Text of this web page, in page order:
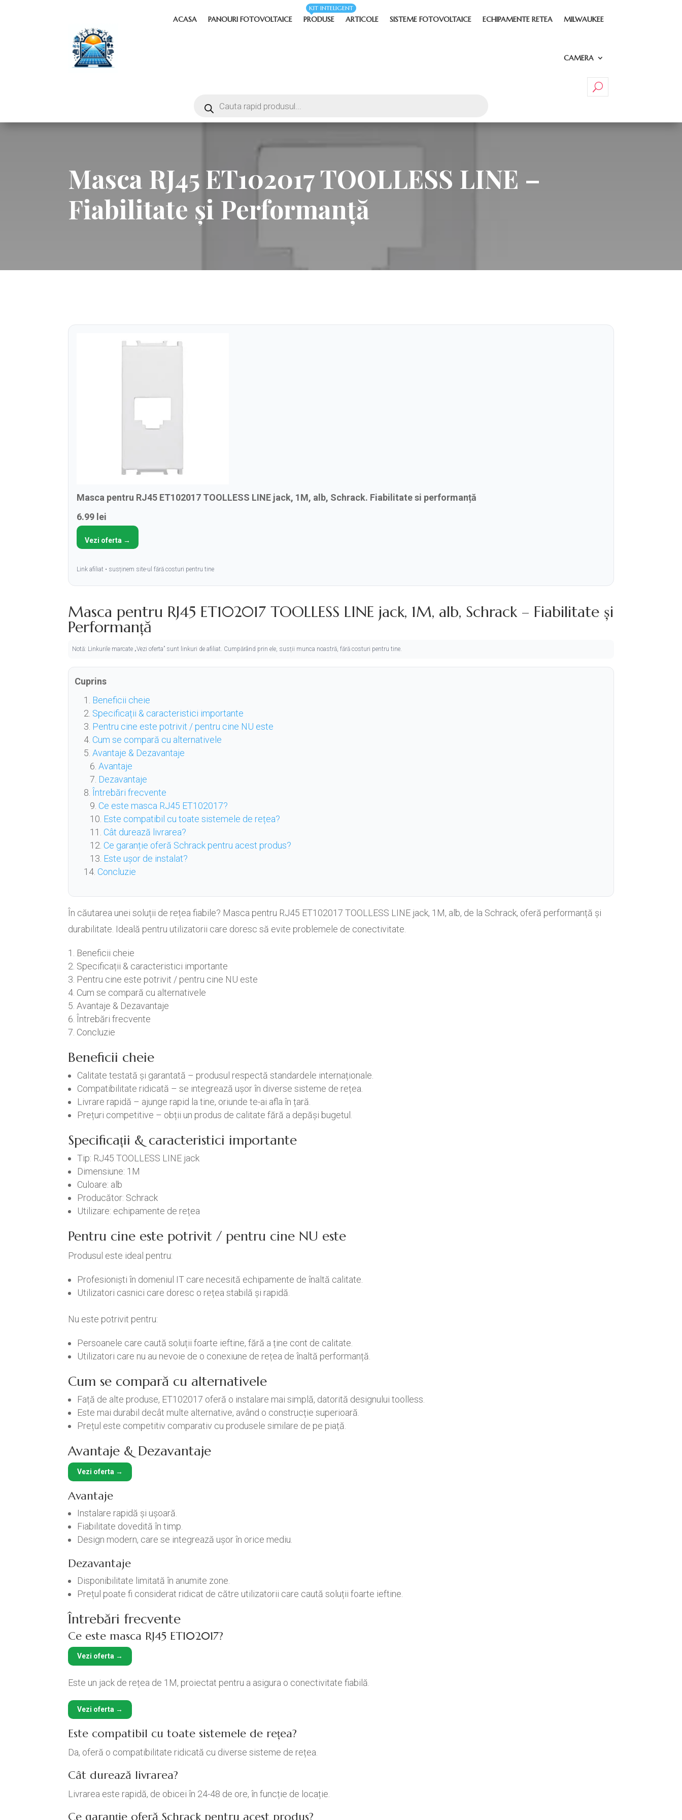
ACASA PANOURI FOTOVOLTAICE PRODUSE
KIT INTELIGENT
ARTICOLE SISTEME FOTOVOLTAICE ECHIPAMENTE RETEA MILWAUKEE
CAMERA
Masca RJ45 ET102017 TOOLLESS LINE –
Fiabilitate și Performanță
Masca pentru RJ45 ET102017 TOOLLESS LINE jack, 1M, alb, Schrack. Fiabilitate si performanță
6.99 lei
Vezi oferta →
Link afiliat • susținem site-ul fără costuri pentru tine
Masca pentru RJ45 ET102017 TOOLLESS LINE jack, 1M, alb, Schrack – Fiabilitate și
Performanță
Notă: Linkurile marcate „Vezi oferta” sunt linkuri de afiliat. Cumpărând prin ele, susții munca noastră, fără costuri pentru tine.
Cuprins
Beneficii cheie
Specificații & caracteristici importante
Pentru cine este potrivit / pentru cine NU este
Cum se compară cu alternativele
Avantaje & Dezavantaje
Avantaje
Dezavantaje
Întrebări frecvente
Ce este masca RJ45 ET102017?
Este compatibil cu toate sistemele de rețea?
Cât durează livrarea?
Ce garanție oferă Schrack pentru acest produs?
Este ușor de instalat?
Concluzie
În căutarea unei soluții de rețea fiabile? Masca pentru RJ45 ET102017 TOOLLESS LINE jack, 1M, alb, de la Schrack, oferă performanță și
durabilitate. Ideală pentru utilizatorii care doresc să evite problemele de conectivitate.
Beneficii cheie
Specificații & caracteristici importante
Pentru cine este potrivit / pentru cine NU este
Cum se compară cu alternativele
Avantaje & Dezavantaje
Întrebări frecvente
Concluzie
Beneficii cheie
Calitate testată și garantată – produsul respectă standardele internaționale.
Compatibilitate ridicată – se integrează ușor în diverse sisteme de rețea.
Livrare rapidă – ajunge rapid la tine, oriunde te-ai afla în țară.
Prețuri competitive – obții un produs de calitate fără a depăși bugetul.
Specificații & caracteristici importante
Tip: RJ45 TOOLLESS LINE jack
Dimensiune: 1M
Culoare: alb
Producător: Schrack
Utilizare: echipamente de rețea
Pentru cine este potrivit / pentru cine NU este
Produsul este ideal pentru:
Profesioniști în domeniul IT care necesită echipamente de înaltă calitate.
Utilizatori casnici care doresc o rețea stabilă și rapidă.
Nu este potrivit pentru:
Persoanele care caută soluții foarte ieftine, fără a ține cont de calitate.
Utilizatori care nu au nevoie de o conexiune de rețea de înaltă performanță.
Cum se compară cu alternativele
Față de alte produse, ET102017 oferă o instalare mai simplă, datorită designului toolless.
Este mai durabil decât multe alternative, având o construcție superioară.
Prețul este competitiv comparativ cu produsele similare de pe piață.
Avantaje & Dezavantaje
Vezi oferta →
Avantaje
Instalare rapidă și ușoară.
Fiabilitate dovedită în timp.
Design modern, care se integrează ușor în orice mediu.
Dezavantaje
Disponibilitate limitată în anumite zone.
Prețul poate fi considerat ridicat de către utilizatorii care caută soluții foarte ieftine.
Întrebări frecvente
Ce este masca RJ45 ET102017?
Vezi oferta →
Este un jack de rețea de 1M, proiectat pentru a asigura o conectivitate fiabilă.
Vezi oferta →
Este compatibil cu toate sistemele de rețea?
Da, oferă o compatibilitate ridicată cu diverse sisteme de rețea.
Cât durează livrarea?
Livrarea este rapidă, de obicei în 24-48 de ore, în funcție de locație.
Ce garanție oferă Schrack pentru acest produs?